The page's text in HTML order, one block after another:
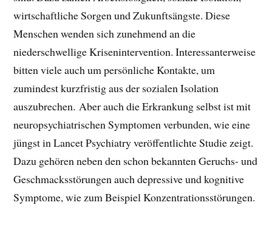
wirtschaftliche Sorgen und Zukunftsängste. Diese
Menschen wenden sich zunehmend an die
niederschwellige Krisenintervention. Interessanterweise
bitten viele auch um persönliche Kontakte, um
zumindest kurzfristig aus der sozialen Isolation
auszubrechen. Aber auch die Erkrankung selbst ist mit
neuropsychiatrischen Symptomen verbunden, wie eine
jüngst in Lancet Psychiatry veröffentlichte Studie zeigt.
Dazu gehören neben den schon bekannten Geruchs- und
Geschmacksstörungen auch depressive und kognitive
Symptome, wie zum Beispiel Konzentrationsstörungen.